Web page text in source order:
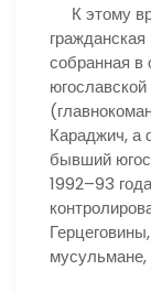
К этому
собранная
Караджич, а
бывший
1992–93
мусульмане,